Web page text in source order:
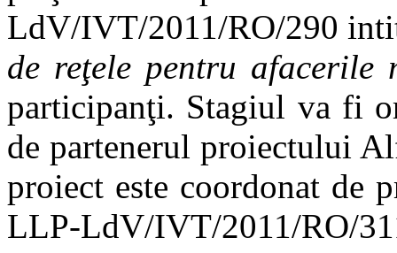
LdV/IVT/2011/RO/290
de reţele pentru
participanţi. Stagiul va fi
de partenerul proiectului
proiect este coordonat de
LLP-LdV/IVT/